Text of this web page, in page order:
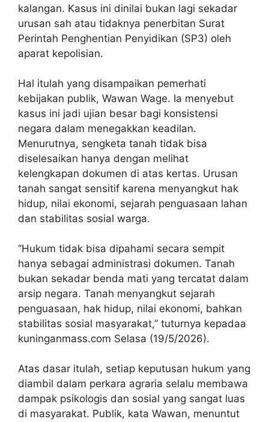
kalangan. Kasus ini dinilai bukan lagi sekadar
urusan sah atau tidaknya penerbitan Surat
Perintah Penghentian Penyidikan (SP3) oleh
aparat kepolisian.
Hal itulah yang disampaikan pemerhati
kebijakan publik, Wawan Wage. Ia menyebut
kasus ini jadi ujian besar bagi konsistensi
negara dalam menegakkan keadilan.
Menurutnya, sengketa tanah tidak bisa
diselesaikan hanya dengan melihat
kelengkapan dokumen di atas kertas. Urusan
tanah sangat sensitif karena menyangkut hak
hidup, nilai ekonomi, sejarah penguasaan lahan
dan stabilitas sosial warga.
“Hukum tidak bisa dipahami secara sempit
hanya sebagai administrasi dokumen. Tanah
bukan sekadar benda mati yang tercatat dalam
arsip negara. Tanah menyangkut sejarah
penguasaan, hak hidup, nilai ekonomi, bahkan
stabilitas sosial masyarakat,” tuturnya kepadaa
kuninganmass.com Selasa (19/5/2026).
Atas dasar itulah, setiap keputusan hukum yang
diambil dalam perkara agraria selalu membawa
dampak psikologis dan sosial yang sangat luas
di masyarakat. Publik, kata Wawan, menuntut